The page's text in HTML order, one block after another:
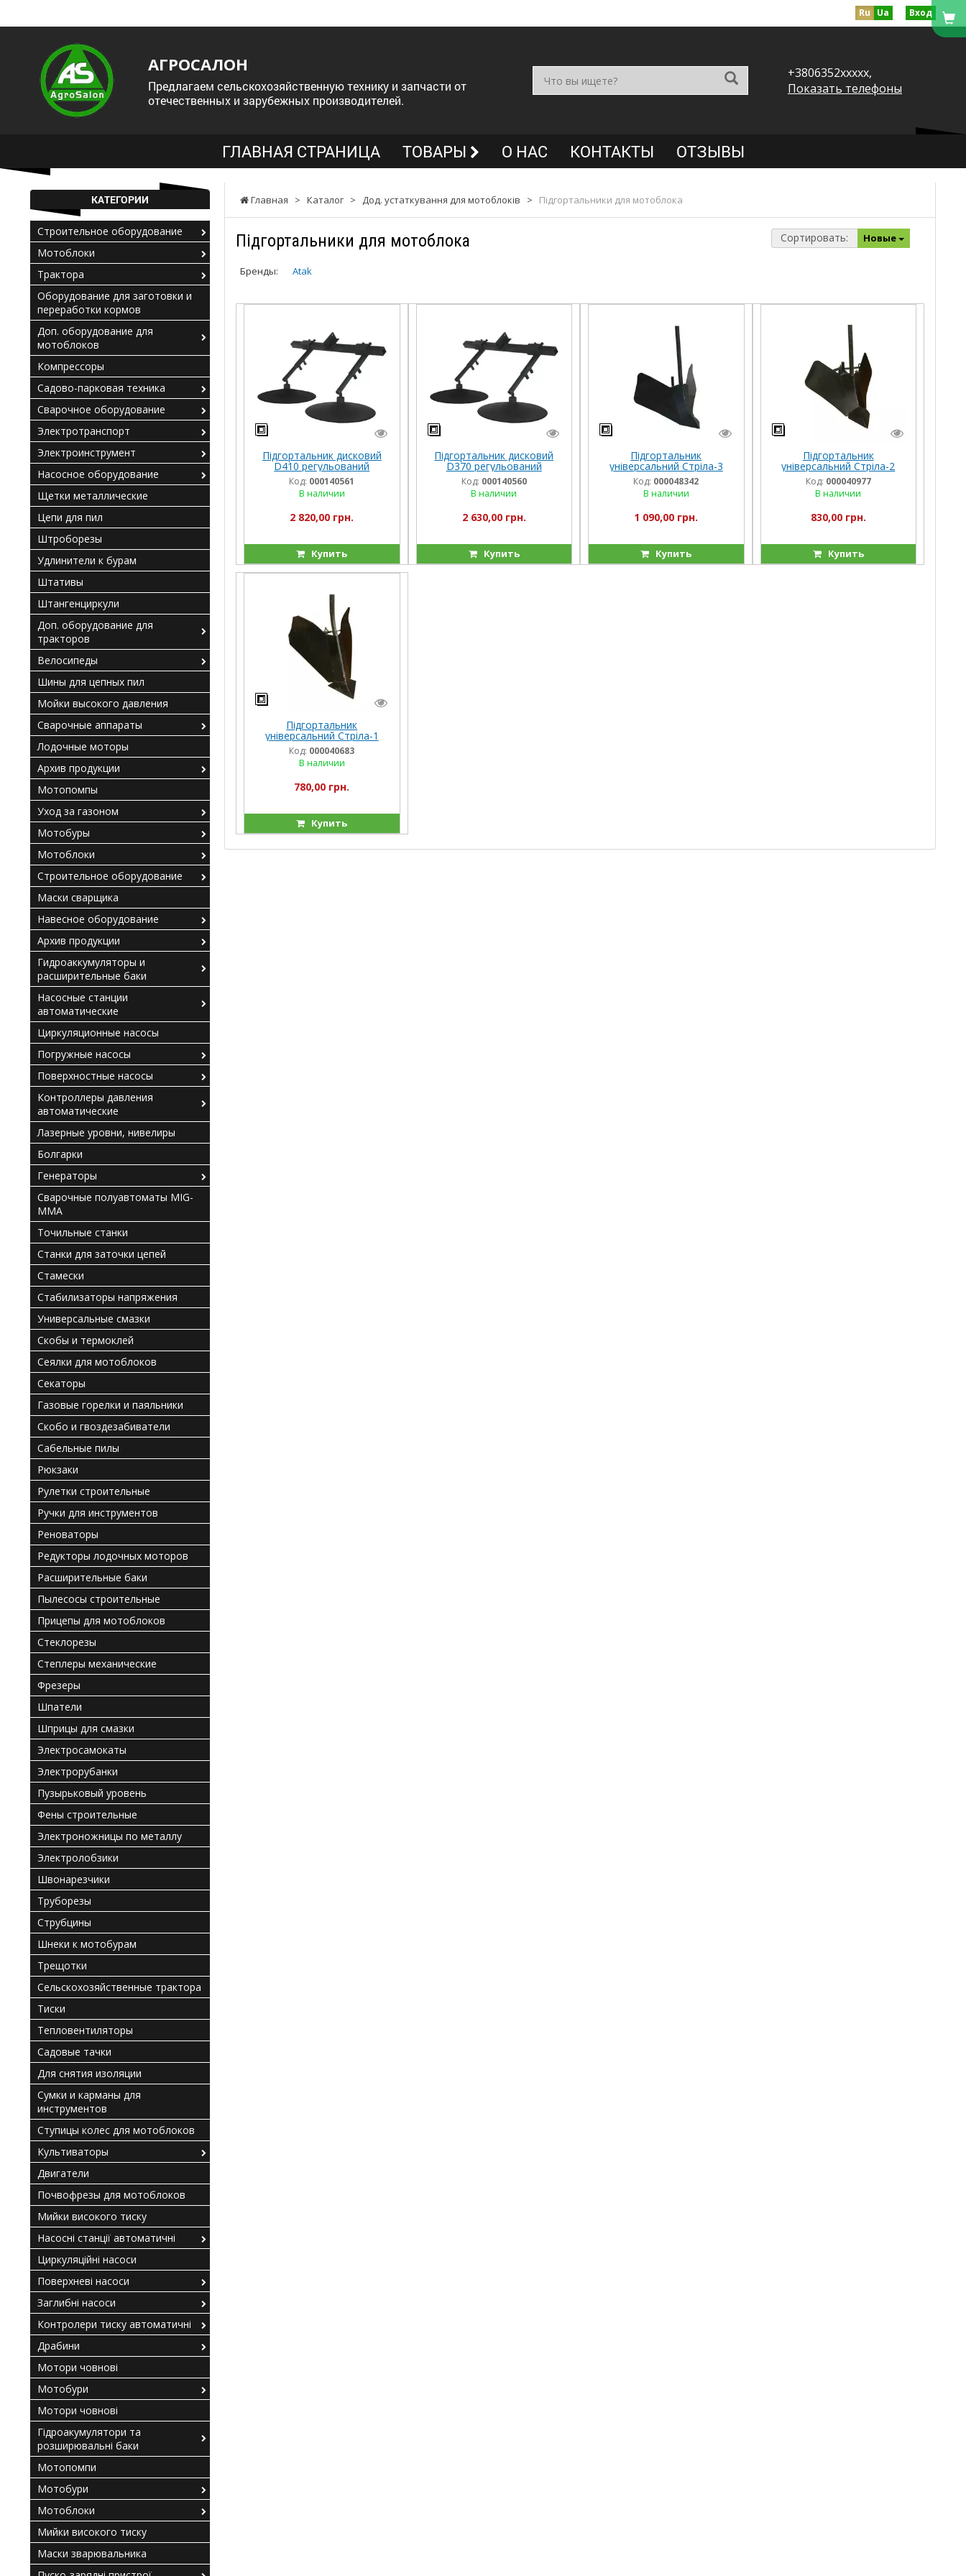
Ru Ua Вход
АГРОСАЛОН
Предлагаем сельскохозяйственную технику и запчасти от
отечественных и зарубежных производителей.
+3806352xxxxx,
Показать телефоны
ГЛАВНАЯ СТРАНИЦА ТОВАРЫ О НАС КОНТАКТЫ ОТЗЫВЫ
Главная > Каталог > Дод. устаткування для мотоблоків > Підгортальники для мотоблока
Підгортальники для мотоблока Сортировать: Новые
Бренды: Atak
Підгортальник дисковий
D410 регульований
Код: 000140561
В наличии
2 820,00 грн.
Купить
Підгортальник дисковий
D370 регульований
Код: 000140560
В наличии
2 630,00 грн.
Купить
Підгортальник
універсальний Стріла-3
Код: 000048342
В наличии
1 090,00 грн.
Купить
Підгортальник
універсальний Стріла-2
Код: 000040977
В наличии
830,00 грн.
Купить
Підгортальник
універсальний Стріла-1
Код: 000040683
В наличии
780,00 грн.
Купить
КАТЕГОРИИ
Строительное оборудование
Мотоблоки
Трактора
Оборудование для заготовки и
переработки кормов
Доп. оборудование для
мотоблоков
Компрессоры
Садово-парковая техника
Сварочное оборудование
Электротранспорт
Электроинструмент
Насосное оборудование
Щетки металлические
Цепи для пил
Штроборезы
Удлинители к бурам
Штативы
Штангенциркули
Доп. оборудование для
тракторов
Велосипеды
Шины для цепных пил
Мойки высокого давления
Сварочные аппараты
Лодочные моторы
Архив продукции
Мотопомпы
Уход за газоном
Мотобуры
Мотоблоки
Строительное оборудование
Маски сварщика
Навесное оборудование
Архив продукции
Гидроаккумуляторы и
расширительные баки
Насосные станции
автоматические
Циркуляционные насосы
Погружные насосы
Поверхностные насосы
Контроллеры давления
автоматические
Лазерные уровни, нивелиры
Болгарки
Генераторы
Сварочные полуавтоматы MIG-
MMA
Точильные станки
Станки для заточки цепей
Стамески
Стабилизаторы напряжения
Универсальные смазки
Скобы и термоклей
Сеялки для мотоблоков
Секаторы
Газовые горелки и паяльники
Скобо и гвоздезабиватели
Сабельные пилы
Рюкзаки
Рулетки строительные
Ручки для инструментов
Реноваторы
Редукторы лодочных моторов
Расширительные баки
Пылесосы строительные
Прицепы для мотоблоков
Стеклорезы
Степлеры механические
Фрезеры
Шпатели
Шприцы для смазки
Электросамокаты
Электрорубанки
Пузырьковый уровень
Фены строительные
Электроножницы по металлу
Электролобзики
Швонарезчики
Труборезы
Струбцины
Шнеки к мотобурам
Трещотки
Сельскохозяйственные трактора
Тиски
Тепловентиляторы
Садовые тачки
Для снятия изоляции
Сумки и карманы для
инструментов
Ступицы колес для мотоблоков
Культиваторы
Двигатели
Почвофрезы для мотоблоков
Мийки високого тиску
Насосні станції автоматичні
Циркуляційні насоси
Поверхневі насоси
Заглибні насоси
Контролери тиску автоматичні
Драбини
Мотори човнові
Мотобури
Мотори човнові
Гідроакумулятори та
розширювальні баки
Мотопомпи
Мотобури
Мотоблоки
Мийки високого тиску
Маски зварювальника